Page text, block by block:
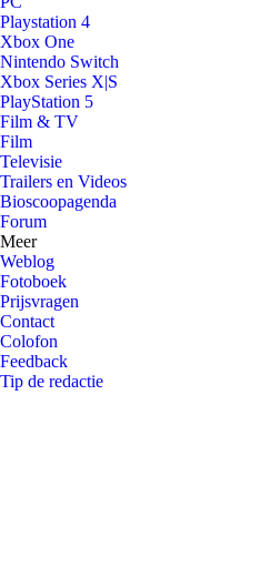
Playstation 4
Xbox One
Nintendo Switch
Xbox Series X|S
PlayStation 5
Film & TV
Film
Televisie
Trailers en Videos
Bioscoopagenda
Forum
Meer
Weblog
Fotoboek
Prijsvragen
Contact
Colofon
Feedback
Tip de redactie